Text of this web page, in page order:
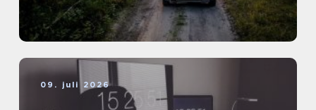
09. juli 2026